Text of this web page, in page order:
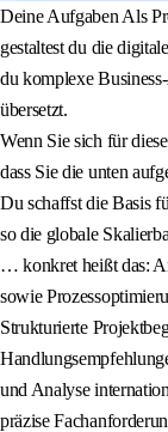
Deine Aufgaben Als
gestaltest du die
du komplexe
übersetzt.
Wenn Sie sich für
dass Sie die unten
Du schaffst die Basis
so die globale
… konkret heißt das:
sowie
Strukturierte
und Analyse
präzise